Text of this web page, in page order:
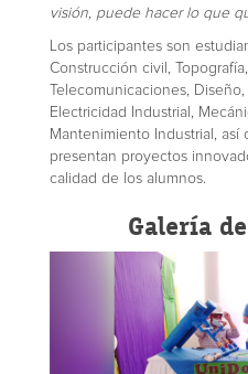
visión, puede hacer lo que
Los participantes son
Construcción civil,
Telecomunicaciones,
Electricidad Industrial,
Mantenimiento Industrial,
presentan proyectos
calidad de los alumnos.
Galería